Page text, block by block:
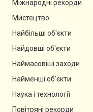
Міжнародні рекорди
Мистецтво
Найбільші об'єкти
Найдовші об'єкти
Наймасовіші заходи
Найменші об'єкти
Наука і технології
Повітряні рекорди